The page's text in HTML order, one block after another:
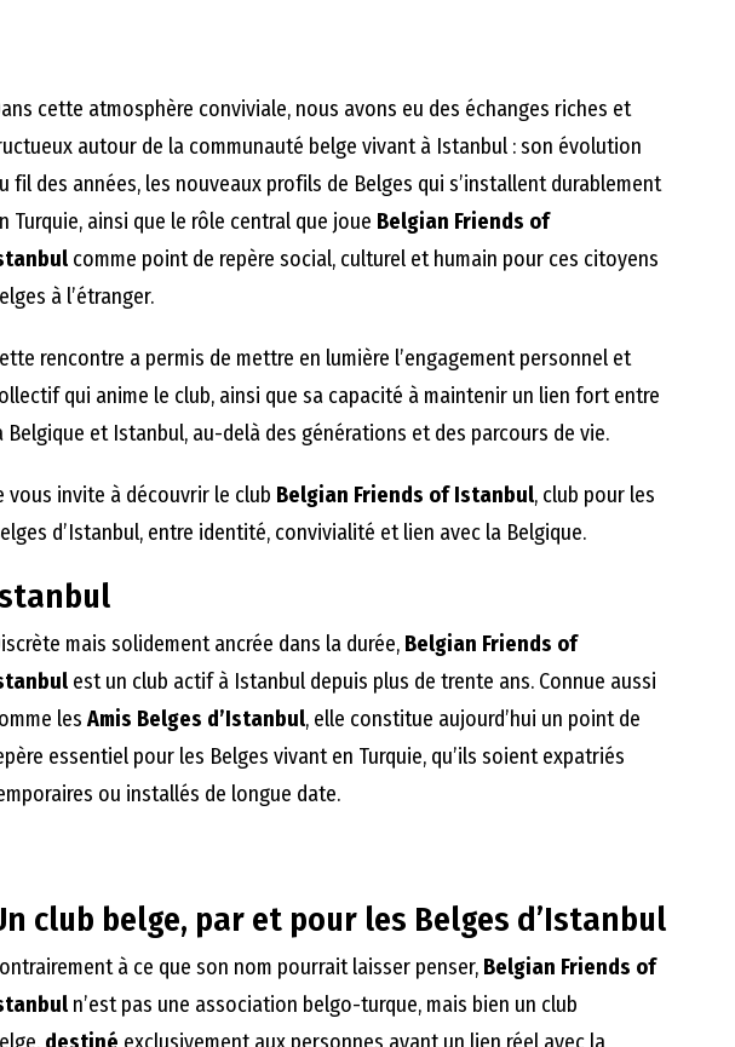
cette atmosphère conviviale, nous avons eu des échanges riches et
autour de la communauté belge vivant à Istanbul : son évolution
fil des années, les nouveaux profils de Belges qui s’installent durablement
Turquie, ainsi que le rôle central que joue Belgian Friends of
comme point de repère social, culturel et humain pour ces citoyens
à l’étranger.
rencontre a permis de mettre en lumière l’engagement personnel et
qui anime le club, ainsi que sa capacité à maintenir un lien fort entre
Belgique et Istanbul, au-delà des générations et des parcours de vie.
vous invite à découvrir le club Belgian Friends of Istanbul, club pour les
d’Istanbul, entre identité, convivialité et lien avec la Belgique.
mais solidement ancrée dans la durée, Belgian Friends of
est un club actif à Istanbul depuis plus de trente ans. Connue aussi
les Amis Belges d’Istanbul, elle constitue aujourd’hui un point de
essentiel pour les Belges vivant en Turquie, qu’ils soient expatriés
ou installés de longue date.
club belge, par et pour les Belges d’Istanbul
à ce que son nom pourrait laisser penser, Belgian Friends of
n’est pas une association belgo-turque, mais bien un club